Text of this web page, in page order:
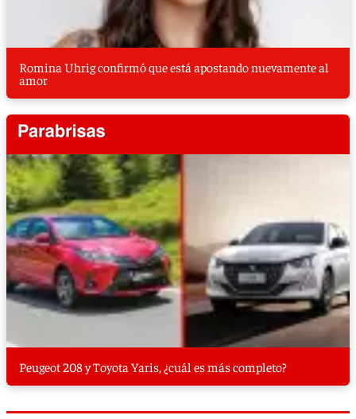
Romina Uhrig confirmó que está apostando nuevamente al
amor
Peugeot 208 y Toyota Yaris, ¿cuál es más completo?